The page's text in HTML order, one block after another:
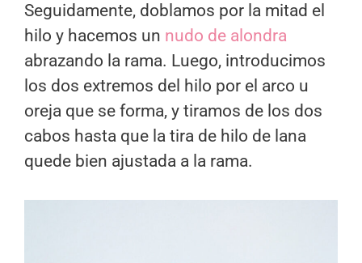
Seguidamente, doblamos por la mitad el
hilo y hacemos un nudo de alondra
abrazando la rama. Luego, introducimos
los dos extremos del hilo por el arco u
oreja que se forma, y tiramos de los dos
cabos hasta que la tira de hilo de lana
quede bien ajustada a la rama.